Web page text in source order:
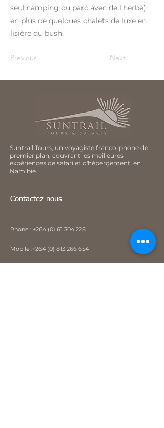
seul camping du parc avec de l'herbe)
en plus de quelques chalets de luxe en
lisière du bush.
Previous Next
Suntrail Tours, un voyagiste franco-phone de
premier plan, couvrant les meilleures
expériences de safari et d'hébergement en
Namibie.
Contactez nous
Phone : +264 (0) 61 304 228
Mobile :+264 (0) 813 266 654